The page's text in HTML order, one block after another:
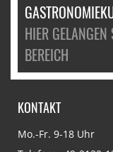
HIER
BEREICH
KONTAKT
Mo.-Fr. 9-18 Uhr